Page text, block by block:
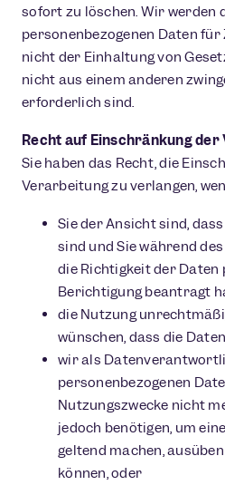
sofort zu löschen. Wir werden
personenbezogenen Daten für
nicht der Einhaltung von
nicht aus einem anderen
erforderlich sind.
Recht auf Einschränkung
Sie haben das Recht, die
Verarbeitung zu verlangen,
Sie der Ansicht sind,
sind und Sie während
die Richtigkeit der Daten
Berichtigung beantragt
die Nutzung
wünschen, dass die
wir als
personenbezogenen
Nutzungszwecke nicht
jedoch benötigen, um
geltend machen,
können, oder